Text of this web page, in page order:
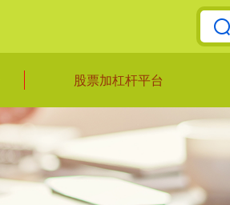
股票加杠杆平台